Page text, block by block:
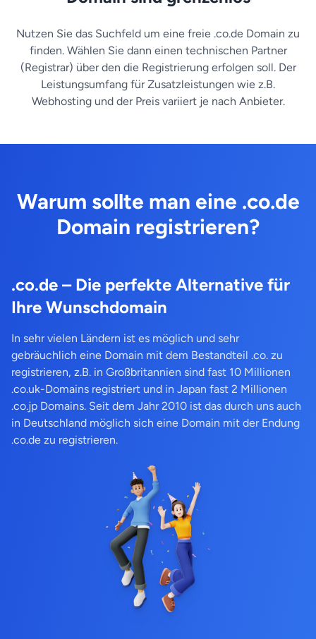
Nutzen Sie das Suchfeld um eine freie .co.de Domain zu
finden. Wählen Sie dann einen technischen Partner
(Registrar) über den die Registrierung erfolgen soll. Der
Leistungsumfang für Zusatzleistungen wie z.B.
Webhosting und der Preis variiert je nach Anbieter.
Warum sollte man eine .co.de
Domain registrieren?
.co.de – Die perfekte Alternative für
Ihre Wunschdomain
In sehr vielen Ländern ist es möglich und sehr
gebräuchlich eine Domain mit dem Bestandteil .co. zu
registrieren, z.B. in Großbritannien sind fast 10 Millionen
.co.uk-Domains registriert und in Japan fast 2 Millionen
.co.jp Domains. Seit dem Jahr 2010 ist das durch uns auch
in Deutschland möglich sich eine Domain mit der Endung
.co.de zu registrieren.